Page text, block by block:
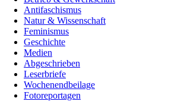
Antifaschismus
Natur & Wissenschaft
Feminismus
Geschichte
Medien
Abgeschrieben
Leserbriefe
Wochenendbeilage
Fotoreportagen